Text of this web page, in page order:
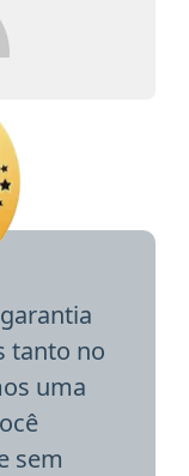
tanto no
uma
sem